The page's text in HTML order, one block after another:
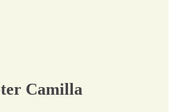
Camilla